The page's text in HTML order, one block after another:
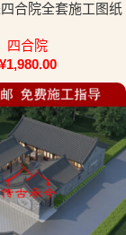
合院全套施工图纸
四合院
¥1,980.00